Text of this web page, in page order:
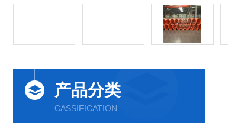
产品分类
CASSIFICATION